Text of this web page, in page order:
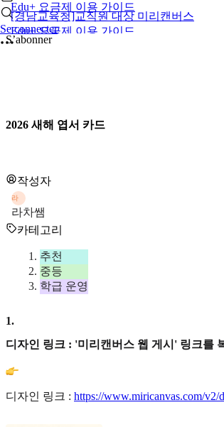
Se connecter
Edu+ 요금제 이용 가이드
[경남교육청]교직원 대상 미리캔버스
Edu+ 요금제 이용 가이드
S’abonner
2026 새해 엽서 카드
작성자
라
라차쌤
카테고리
추천
중등
학급 운영
1.
디자인 링크 : '미리캔버스 웹 게시' 링크를
디자인 링크 : https://www.miricanvas.com/v2/